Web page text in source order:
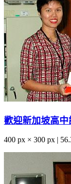
歡迎新加坡高
400 px × 300 px |